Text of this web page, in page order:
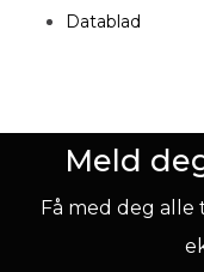
Datablad
Meld
Få med deg alle